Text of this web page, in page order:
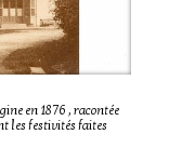
en 1876 , racontée
les festivités faites